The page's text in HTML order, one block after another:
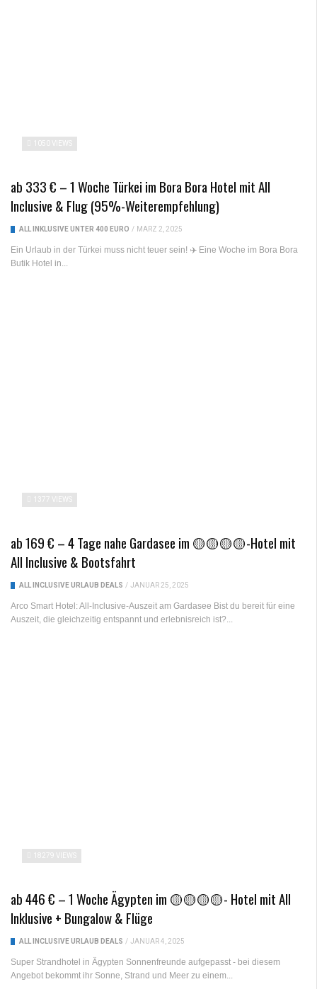
1050 VIEWS
ab 333 € – 1 Woche Türkei im Bora Bora Hotel mit All
Inclusive & Flug (95%-Weiterempfehlung)
ALL INKLUSIVE UNTER 400 EURO / MÄRZ 2, 2025
Ein Urlaub in der Türkei muss nicht teuer sein! ✈️ Eine Woche im Bora Bora
Butik Hotel in...
1377 VIEWS
ab 169 € – 4 Tage nahe Gardasee im 🟡🟡🟡🟡-Hotel mit
All Inclusive & Bootsfahrt
ALL INCLUSIVE URLAUB DEALS / JANUAR 25, 2025
Arco Smart Hotel: All-Inclusive-Auszeit am Gardasee Bist du bereit für eine
Auszeit, die gleichzeitig entspannt und erlebnisreich ist?...
18279 VIEWS
ab 446 € – 1 Woche Ägypten im 🟡🟡🟡🟡- Hotel mit All
Inklusive + Bungalow & Flüge
ALL INCLUSIVE URLAUB DEALS / JANUAR 4, 2025
Super Strandhotel in Ägypten Sonnenfreunde aufgepasst - bei diesem
Angebot bekommt ihr Sonne, Strand und Meer zu einem...